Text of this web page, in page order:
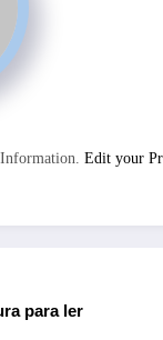
Edit your
para ler